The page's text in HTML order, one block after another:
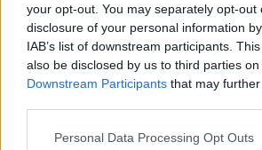
your opt-out. You may separately opt-out
disclosure of your personal information
IAB’s list of downstream participants.
also be disclosed by us to third parties on
Downstream Participants that may
Personal Data Processing Opt Outs
Dalla ricostruzione fatta dai giudici
ricostruzione parzialmente nuova del delitto,
scaraventata dalla furia dei colpi oltre la
quale era stata attirata con la scusa di
cadere nel salone sottostante.